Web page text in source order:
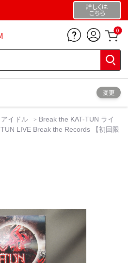
詳しくは
こちら
0
変更
アイドル
Break the KAT-TUN ライ
LIVE Break the Records 【初回限